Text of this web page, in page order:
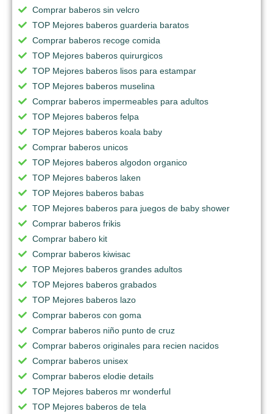
Comprar baberos sin velcro
TOP Mejores baberos guarderia baratos
Comprar baberos recoge comida
TOP Mejores baberos quirurgicos
TOP Mejores baberos lisos para estampar
TOP Mejores baberos muselina
Comprar baberos impermeables para adultos
TOP Mejores baberos felpa
TOP Mejores baberos koala baby
Comprar baberos unicos
TOP Mejores baberos algodon organico
TOP Mejores baberos laken
TOP Mejores baberos babas
TOP Mejores baberos para juegos de baby shower
Comprar baberos frikis
Comprar babero kit
Comprar baberos kiwisac
TOP Mejores baberos grandes adultos
TOP Mejores baberos grabados
TOP Mejores baberos lazo
Comprar baberos con goma
Comprar baberos niño punto de cruz
Comprar baberos originales para recien nacidos
Comprar baberos unisex
Comprar baberos elodie details
TOP Mejores baberos mr wonderful
TOP Mejores baberos de tela